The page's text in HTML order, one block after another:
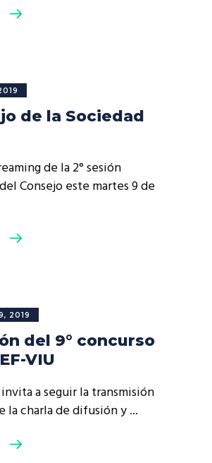
de la Sociedad
de la 2° sesión
Consejo este martes 9 de
2019
del 9° concurso
VIU
invita a seguir la transmisión
la charla de difusión y